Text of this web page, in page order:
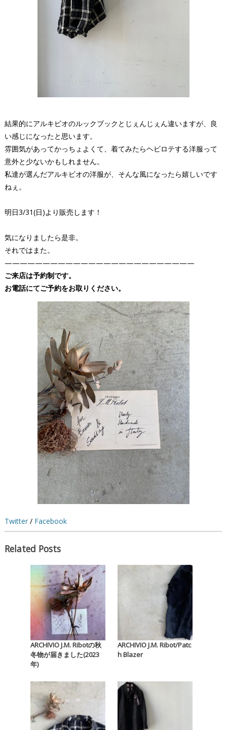
結果的にアルキビオのルックブックとじぇんじぇん違いますが、良
い感じになったと思います。
雰囲気があってかっちょよくて、着てみたらヘビロテする洋服って
意外と少ないかもしれません。
私達が選んだアルキビオの洋服が、そんな風になったら嬉しいです
ねぇ。
明日3/31(日)より販売します！
気になりましたら是非。
それではまた。
—————————————————————————
ご来店は予約制です。
お電話にてご予約をお取りください。
Twitter/ Facebook
Related Posts
ARCHIVIO J.M. Ribotの秋
冬物が届きました(2023
年)
ARCHIVIO J.M. Ribot/Patc
h Blazer